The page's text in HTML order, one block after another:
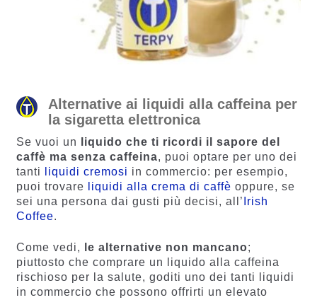
Alternative ai liquidi alla caffeina per
la sigaretta elettronica
Se vuoi un
liquido che ti ricordi il sapore del
caffè ma senza caffeina, puoi optare per uno dei
tanti
liquidi cremosi in commercio: per esempio,
puoi trovare
liquidi alla crema di caffè oppure, se
sei una persona dai gusti più decisi, all’ Irish
Coffee.
Come vedi, le alternative non mancano;
piuttosto che comprare un liquido alla caffeina
rischioso per la salute, goditi uno dei tanti liquidi
in commercio che possono offrirti un elevato